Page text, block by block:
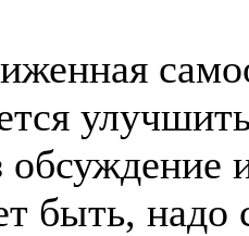
обсуждение
быть, надо